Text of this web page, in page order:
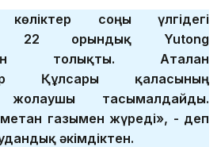
көліктер соңғы үлгідегі
22 орындық Yutong
толықты. Аталған
Құлсары қаласының
жолаушы тасымалдайды.
газымен жүреді», - деп
әкімдіктен.